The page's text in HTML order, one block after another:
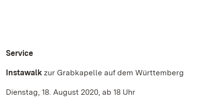
Service
Instawalk zur Grabkapelle auf dem Württemberg
Dienstag, 18. August 2020, ab 18 Uhr